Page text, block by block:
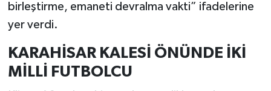
birleştirme, emaneti devralma vakti” ifadelerine
yer verdi.
KARAHİSAR KALESİ ÖNÜNDE İKİ
MİLLİ FUTBOLCU